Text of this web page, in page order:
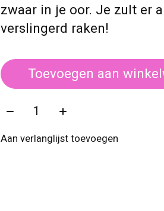
zwaar in je oor. Je zult er
verslingerd raken!
Toevoegen aan
Aantal:
Aan verlanglijst toevoegen